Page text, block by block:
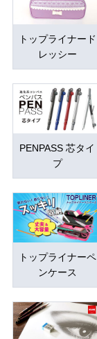
トップライナード
レッシー
PENPASS 芯タイ
プ
トップライナーペ
ンケース